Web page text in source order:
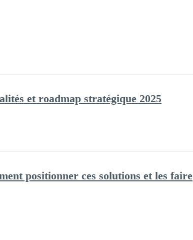
et roadmap stratégique 2025
positionner ces solutions et les faire